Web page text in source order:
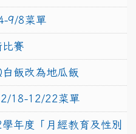
9/8菜單
賽
飯改為地瓜飯
18-12/22菜單
年度「月經教育及性別